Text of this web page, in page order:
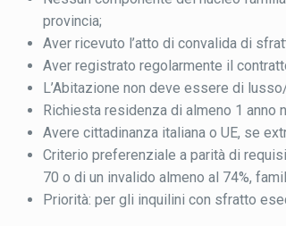
provincia;
Aver ricevuto l’atto di convalida di
Aver registrato regolarmente il
L’Abitazione non deve essere di
Richiesta residenza di almeno 1 anno
Avere cittadinanza italiana o UE, se
Criterio preferenziale a parità di
70 o di un invalido almeno al 74%,
Priorità: per gli inquilini con sfratto